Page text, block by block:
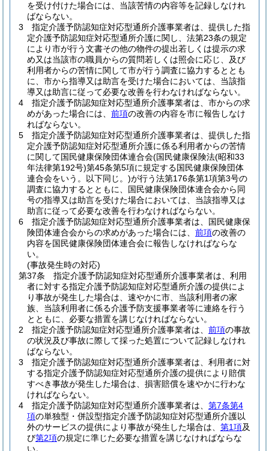
を受け付けた場合には、当該苦情の内容等を記録しなけれ
ばならない。
3
指定介護予防認知症対応型通所介護事業者は、提供した指
定介護予防認知症対応型通所介護に関し、法第23条の規定
により市が行う文書その他の物件の提出若しくは提示の求
め又は当該市の職員からの質問若しくは照会に応じ、及び
利用者からの苦情に関して市が行う調査に協力するととも
に、市から指導又は助言を受けた場合においては、当該指
導又は助言に従って必要な改善を行わなければならない。
4
指定介護予防認知症対応型通所介護事業者は、市からの求
めがあった場合には、 前項の改善の内容を市に報告しなけ
ればならない。
5
指定介護予防認知症対応型通所介護事業者は、提供した指
定介護予防認知症対応型通所介護に係る利用者からの苦情
に関して国民健康保険団体連合会(国民健康保険法(昭和33
年法律第192号)第45条第5項に規定する国民健康保険団体
連合会をいう。以下同じ。)が行う法第176条第1項第3号の
調査に協力するとともに、国民健康保険団体連合会から同
号の指導又は助言を受けた場合においては、当該指導又は
助言に従って必要な改善を行わなければならない。
6
指定介護予防認知症対応型通所介護事業者は、国民健康保
険団体連合会からの求めがあった場合には、 前項の改善の
内容を国民健康保険団体連合会に報告しなければならな
い。
(事故発生時の対応)
第37条
指定介護予防認知症対応型通所介護事業者は、利用
者に対する指定介護予防認知症対応型通所介護の提供によ
り事故が発生した場合は、速やかに市、当該利用者の家
族、当該利用者に係る介護予防支援事業者等に連絡を行う
とともに、必要な措置を講じなければならない。
2
指定介護予防認知症対応型通所介護事業者は、 前項の事故
の状況及び事故に際して採った処置について記録しなけれ
ばならない。
3
指定介護予防認知症対応型通所介護事業者は、利用者に対
する指定介護予防認知症対応型通所介護の提供により賠償
すべき事故が発生した場合は、損害賠償を速やかに行わな
ければならない。
4
指定介護予防認知症対応型通所介護事業者は、 第7条第4
項の単独型・併設型指定介護予防認知症対応型通所介護以
外のサービスの提供により事故が発生した場合は、 第1項及
び第2項の規定に準じた必要な措置を講じなければならな
い。